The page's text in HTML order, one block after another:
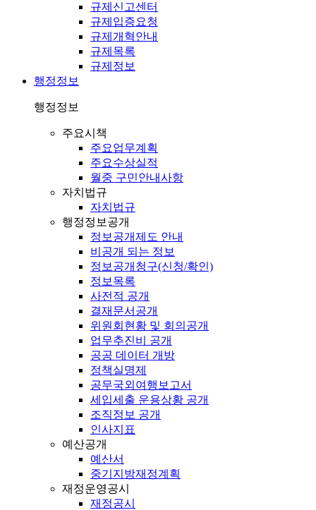
규제신고센터
규제입증요청
규제개혁안내
규제목록
규제정보
행정정보
행정정보
주요시책
주요업무계획
주요수상실적
월중 구민안내사항
자치법규
자치법규
행정정보공개
정보공개제도 안내
비공개 되는 정보
정보공개청구(신청/확인)
정보목록
사전적 공개
결재문서공개
위원회현황 및 회의공개
업무추진비 공개
공공 데이터 개방
정책실명제
공무국외여행보고서
세입세출 운용상황 공개
조직정보 공개
인사지표
예산공개
예산서
중기지방재정계획
재정운영공시
재정공시